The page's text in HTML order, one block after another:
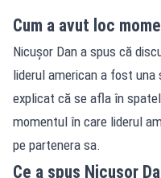
Cum a avut loc
Nicușor Dan a spus că
liderul american a fost
explicat că se afla în
momentul în care liderul
pe partenera sa.
Ce a spus Nicușor